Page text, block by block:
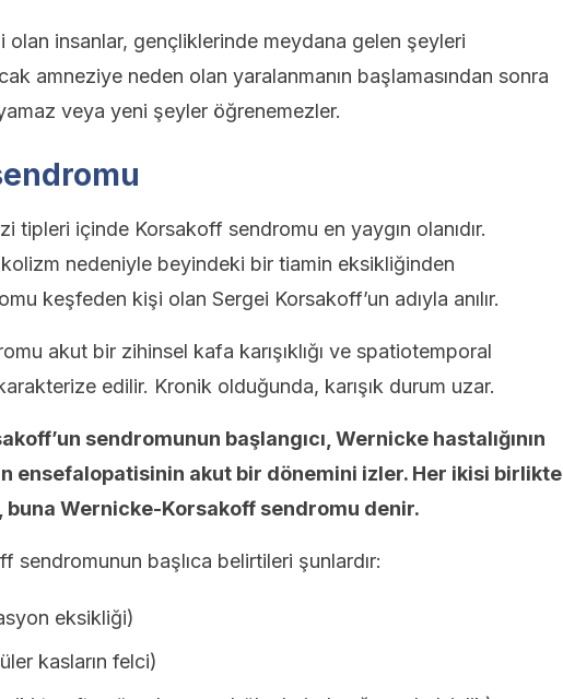
olan insanlar, gençliklerinde meydana gelen şeyleri
amneziye neden olan yaralanmanın başlamasından sonra
veya yeni şeyler öğrenemezler.
tipleri içinde Korsakoff sendromu en yaygın olanıdır.
nedeniyle beyindeki bir tiamin eksikliğinden
keşfeden kişi olan Sergei Korsakoff’un adıyla anılır.
akut bir zihinsel kafa karışıklığı ve spatiotemporal
edilir. Kronik olduğunda, karışık durum uzar.
sendromunun başlangıcı, Wernicke hastalığının
ensefalopatisinin akut bir dönemini izler. Her ikisi birlikte
buna Wernicke-Korsakoff sendromu denir.
sendromunun başlıca belirtileri şunlardır:
eksikliği)
kasların felci)